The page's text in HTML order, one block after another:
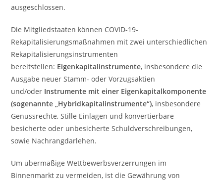
ausgeschlossen.
Die Mitgliedstaaten können COVID-19-
Rekapitalisierungsmaßnahmen mit zwei unterschiedlichen
Rekapitalisierungsinstrumenten
bereitstellen: Eigenkapitalinstrumente, insbesondere die
Ausgabe neuer Stamm- oder Vorzugsaktien
und/oder Instrumente mit einer Eigenkapitalkomponente
(sogenannte „Hybridkapitalinstrumente“), insbesondere
Genussrechte, Stille Einlagen und konvertierbare
besicherte oder unbesicherte Schuldverschreibungen,
sowie Nachrangdarlehen.
Um übermäßige Wettbewerbsverzerrungen im
Binnenmarkt zu vermeiden, ist die Gewährung von